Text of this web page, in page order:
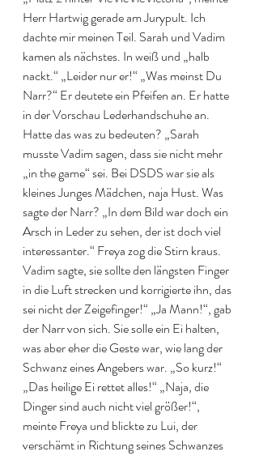
Herr Hartwig gerade am Jurypult. Ich
dachte mir meinen Teil. Sarah und Vadim
kamen als nächstes. In weiß und „halb
nackt.“ „Leider nur er!“ „Was meinst Du
Narr?“ Er deutete ein Pfeifen an. Er hatte
in der Vorschau Lederhandschuhe an.
Hatte das was zu bedeuten? „Sarah
musste Vadim sagen, dass sie nicht mehr
„in the game“ sei. Bei DSDS war sie als
kleines Junges Mädchen, naja Hust. Was
sagte der Narr? „In dem Bild war doch ein
Arsch in Leder zu sehen, der ist doch viel
interessanter.“ Freya zog die Stirn kraus.
Vadim sagte, sie sollte den längsten Finger
in die Luft strecken und korrigierte ihn, das
sei nicht der Zeigefinger!“ „Ja Mann!“, gab
der Narr von sich. Sie solle ein Ei halten,
was aber eher die Geste war, wie lang der
Schwanz eines Angebers war. „So kurz!“
„Das heilige Ei rettet alles!“ „Naja, die
Dinger sind auch nicht viel größer!“,
meinte Freya und blickte zu Lui, der
verschämt in Richtung seines Schwanzes